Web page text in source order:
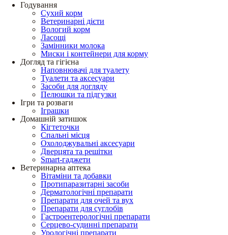
Годування
Сухий корм
Ветеринарні дієти
Вологий корм
Ласощі
Замінники молока
Миски і контейнери для корму
Догляд та гігієна
Наповнювачі для туалету
Туалети та аксесуари
Засоби для догляду
Пелюшки та підгузки
Ігри та розваги
Іграшки
Домашній затишок
Кігтеточки
Спальні місця
Охолоджувальні аксесуари
Дверцята та решітки
Smart-гаджети
Ветеринарна аптека
Вітаміни та добавки
Протипаразитарні засоби
Дерматологічні препарати
Препарати для очей та вух
Препарати для суглобів
Гастроентерологічні препарати
Серцево-судинні препарати
Урологічні препарати